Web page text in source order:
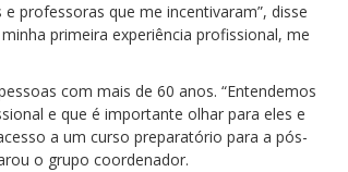
professoras que me incentivaram”, disse
primeira experiência profissional, me
com mais de 60 anos. “Entendemos
e que é importante olhar para eles e
a um curso preparatório para a pós-
o grupo coordenador.